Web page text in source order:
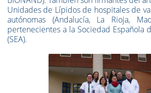
Unidades de Lípidos de hospitales de
autónomas (Andalucía, La Rioja,
pertenecientes a la Sociedad Española
(SEA).